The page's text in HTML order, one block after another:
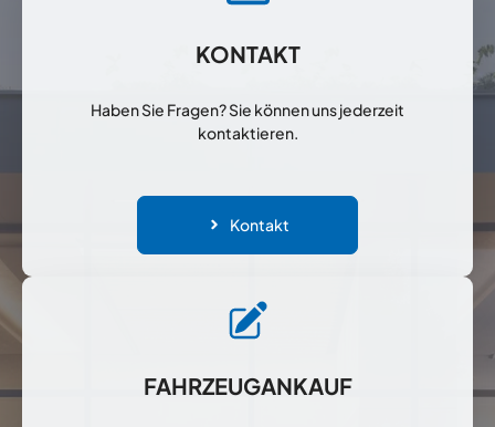
KONTAKT
Haben Sie Fragen? Sie können uns jederzeit
kontaktieren.
Kontakt
FAHRZEUGANKAUF